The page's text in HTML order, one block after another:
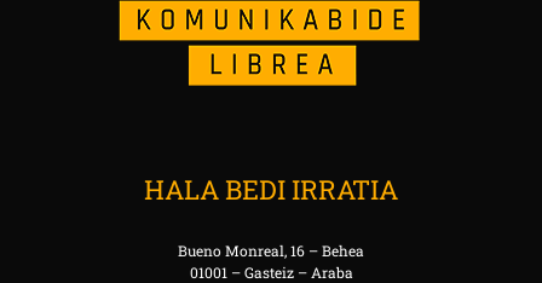
HALA BEDI IRRATIA
Bueno Monreal, 16 – Behea
01001 – Gasteiz – Araba